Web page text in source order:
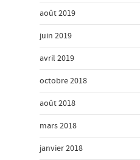
août 2019
juin 2019
avril 2019
octobre 2018
août 2018
mars 2018
janvier 2018